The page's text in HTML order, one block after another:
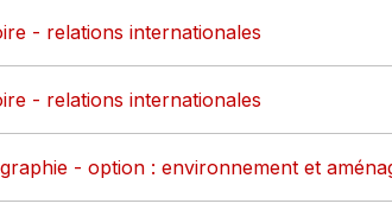
- relations internationales
- relations internationales
- option : environnement et